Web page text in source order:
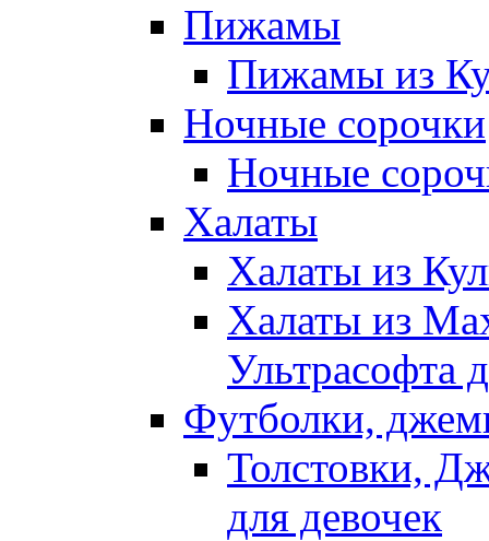
Пижамы
Пижамы из
Ночные сорочки
Ночные
Халаты
Халаты из
Халаты из
Ультрасофта
Футболки,
Толстовки,
для девочек